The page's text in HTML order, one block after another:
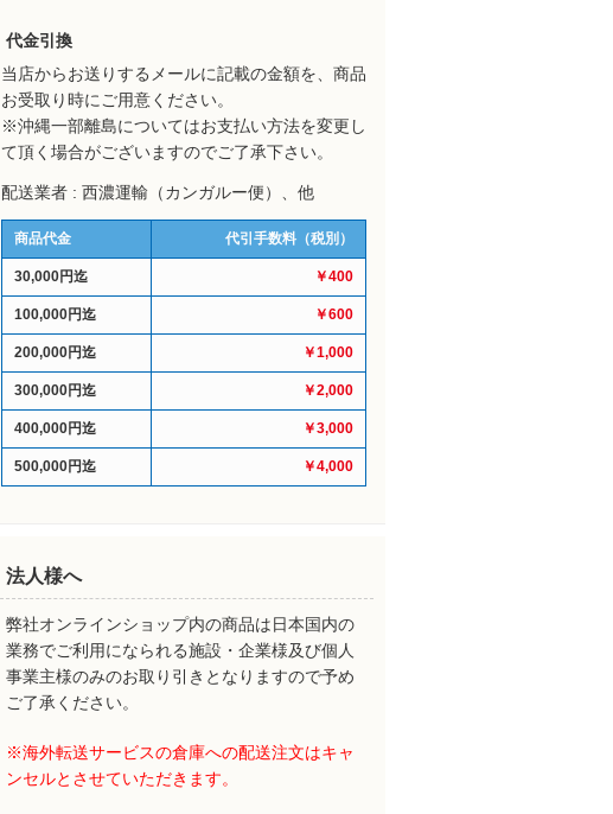
代金引換
当店からお送りするメールに記載の金額を、商品
お受取り時にご用意ください。
※沖縄一部離島についてはお支払い方法を変更し
て頂く場合がございますのでご了承下さい。
配送業者 : 西濃運輸（カンガルー便）、他
商品代金 代引手数料（税別）
30,000円迄 ￥400
100,000円迄 ￥600
200,000円迄 ￥1,000
300,000円迄 ￥2,000
400,000円迄 ￥3,000
500,000円迄 ￥4,000
法人様へ
弊社オンラインショップ内の商品は日本国内の
業務でご利用になられる施設・企業様及び個人
事業主様のみのお取り引きとなりますので予め
ご了承ください。
※海外転送サービスの倉庫への配送注文はキャ
ンセルとさせていただきます。